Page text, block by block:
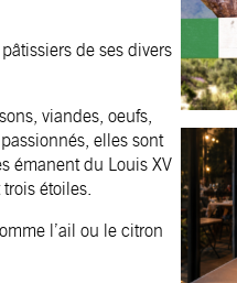
de ses divers
viandes, oeufs,
elles sont
émanent du Louis XV
étoiles.
l’ail ou le citron